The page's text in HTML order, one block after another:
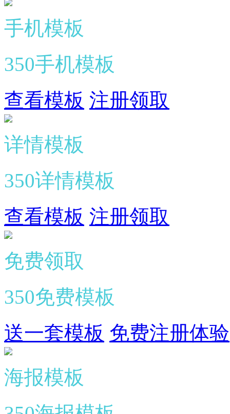
手机模板
350手机模板
查看模板 注册领取
详情模板
350详情模板
查看模板 注册领取
免费领取
350免费模板
送一套模板 免费注册体验
海报模板